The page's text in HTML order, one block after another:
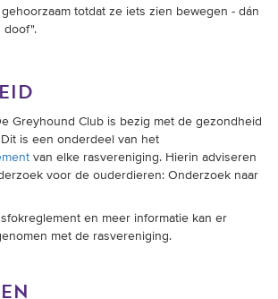
totdat ze iets zien bewegen - dán
Greyhound Club is bezig met de gezondheid
is een onderdeel van het
van elke rasvereniging. Hierin adviseren
voor de ouderdieren: Onderzoek naar
en meer informatie kan er
met de rasvereniging.